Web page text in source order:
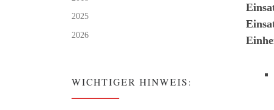
2025
2026
WICHTIGER HINWEIS: